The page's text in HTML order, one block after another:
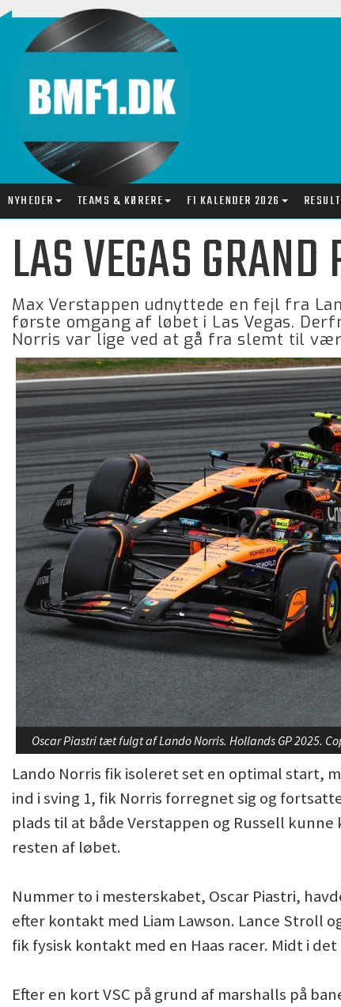
NYHEDER TEAMS & KØRERE F1 KALENDER 2026
LAS VEGAS
Max Verstappen udnyttede en fejl fra
første omgang af løbet i Las Vegas.
Norris var lige ved at gå fra slemt til
Oscar Piastri tæt fulgt af Lando Norris. Hollands GP 2025.
Lando Norris fik isoleret set en optimal start,
ind i sving 1, fik Norris forregnet sig og
plads til at både Verstappen og Russell
resten af løbet.
Nummer to i mesterskabet, Oscar Piastri,
efter kontakt med Liam Lawson. Lance Stroll
fik fysisk kontakt med en Haas racer. Midt i
Efter en kort VSC på grund af marshalls på